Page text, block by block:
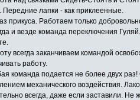
Передние лапки - как приклеенные.
прикуса. Работаем только
и везде команда переключения
всегда заканчиваем командой
работу.
команда подается не более двух
механического воздействия.
всегда, даже если заставили. Не